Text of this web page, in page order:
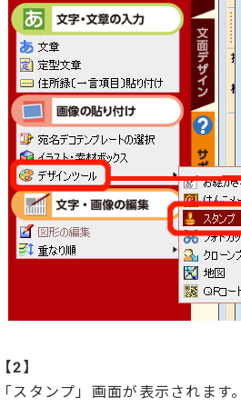
【2】
「スタンプ」画面が表示されます